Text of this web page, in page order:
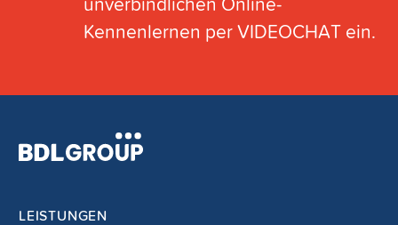
Kennenlernen per VIDEOCHAT ein.
LEISTUNGEN